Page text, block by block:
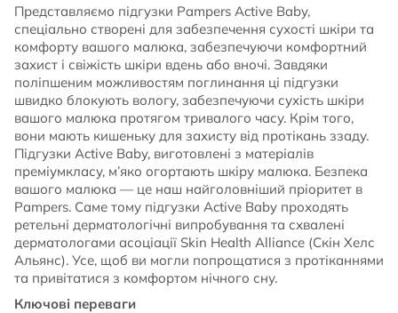
Представляємо підгузки Pampers Active Baby,
спеціально створені для забезпечення сухості шкіри та
комфорту вашого малюка, забезпечуючи комфортний
захист і свіжість шкіри вдень або вночі. Завдяки
поліпшеним можливостям поглинання ці підгузки
швидко блокують вологу, забезпечуючи сухість шкіри
вашого малюка протягом тривалого часу. Крім того,
вони мають кишеньку для захисту від протікань ззаду.
Підгузки Active Baby, виготовлені з матеріалів
преміумкласу, м’яко огортають шкіру малюка. Безпека
вашого малюка — це наш найголовніший пріоритет в
Pampers. Саме тому підгузки Active Baby проходять
ретельні дерматологічні випробування та схвалені
дерматологами асоціації Skin Health Alliance (Скін Хелс
Альянс). Усе, щоб ви могли попрощатися з протіканнями
та привітатися з комфортом нічного сну.
Ключові переваги